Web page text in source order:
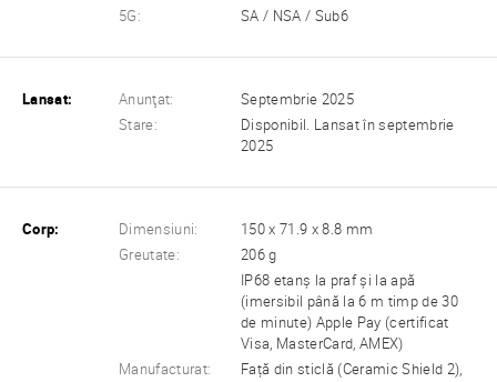
5G:
SA / NSA / Sub6
Lansat: Anunţat:
Septembrie 2025
Stare:
Disponibil. Lansat în septembrie
2025
Corp: Dimensiuni:
150 x 71.9 x 8.8 mm
Greutate:
206 g
IP68 etanș la praf și la apă
(imersibil până la 6 m timp de 30
de minute) Apple Pay (certificat
Visa, MasterCard, AMEX)
Manufacturat:
Față din sticlă (Ceramic Shield 2),